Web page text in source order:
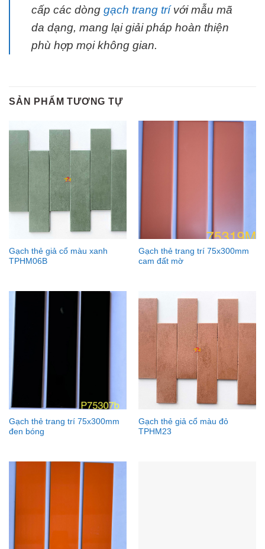
cấp các dòng gạch trang trívới mẫu mã
da dạng, mang lại giải pháp hoàn thiện
phù hợp mọi không gian.
SẢN PHẨM TƯƠNG TỰ
Gạch thẻ giả cổ màu xanh
TPHM06B
Gạch thẻ trang trí 75x300mm
cam đất mờ
Gạch thẻ trang trí 75x300mm
đen bóng
Gạch thẻ giả cổ màu đỏ
TPHM23